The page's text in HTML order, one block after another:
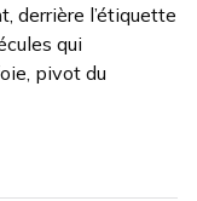
derrière l’étiquette
qui
pivot du